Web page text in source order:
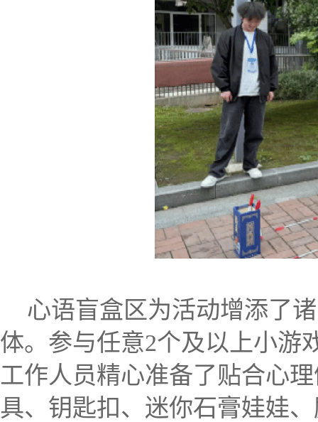
心语盲盒区为活动增添了
体。参与任意2个及以上小游
工作人员精心准备了贴合心
具、钥匙扣、迷你石膏娃娃